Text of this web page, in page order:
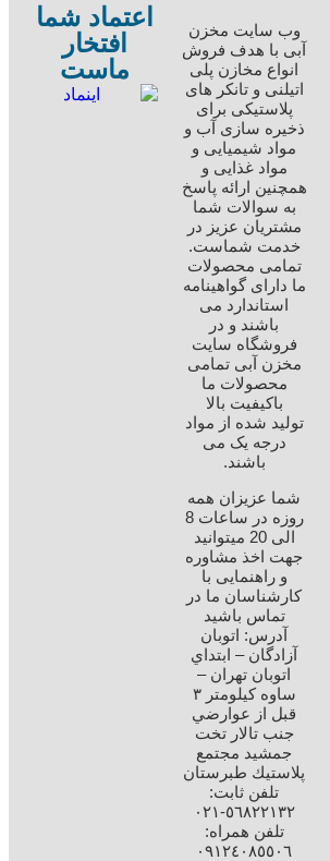
وب سایت مخزن
آبی با هدف فروش
انواع مخازن پلی
اتیلنی و تانکر های
پلاستیکی برای
ذخیره سازی آب و
مواد شیمیایی و
مواد غذایی و
همچنین ارائه پاسخ
به سوالات شما
مشتریان عزیز در
خدمت شماست.
تمامی محصولات
ما دارای گواهینامه
استاندارد می
باشند و در
فروشگاه سایت
مخزن آبی تمامی
محصولات ما
باکیفیت بالا
تولید شده از مواد
درجه یک می
باشند.
شما عزیزان همه
روزه در ساعات 8
الی 20 میتوانید
جهت اخذ مشاوره
و راهنمایی با
کارشناسان ما در
تماس باشید
آدرس: اتوبان
آزادگان – ابتداي
اتوبان تهران –
ساوه كيلومتر ٣
قبل از عوارضي
جنب تالار تخت
جمشيد مجتمع
پلاستيك طبرستان
تلفن ثابت:
٥٦٨٢٢١٣٢-٠٢۱
تلفن همراه:
٠٩١٢٤٠٨٥٥٠٦
اعتماد شما
افتخار
ماست